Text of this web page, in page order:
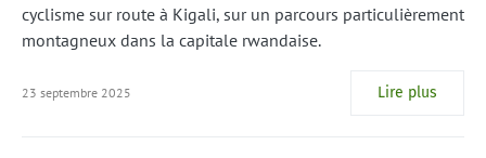
cyclisme sur route à Kigali, sur un parcours particulièrement
montagneux dans la capitale rwandaise.
23 septembre 2025 Lire plus